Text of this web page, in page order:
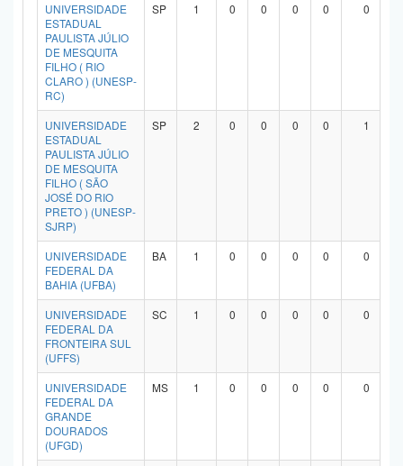
UNIVERSIDADE
ESTADUAL
PAULISTA JÚLIO
DE MESQUITA
FILHO ( RIO
CLARO ) (UNESP-
RC)
SP 1 0 0 0 0 0
UNIVERSIDADE
ESTADUAL
PAULISTA JÚLIO
DE MESQUITA
FILHO ( SÃO
JOSÉ DO RIO
PRETO ) (UNESP-
SJRP)
SP 2 0 0 0 0 1
UNIVERSIDADE
FEDERAL DA
BAHIA (UFBA)
BA 1 0 0 0 0 0
UNIVERSIDADE
FEDERAL DA
FRONTEIRA SUL
(UFFS)
SC 1 0 0 0 0 0
UNIVERSIDADE
FEDERAL DA
GRANDE
DOURADOS
(UFGD)
MS 1 0 0 0 0 0